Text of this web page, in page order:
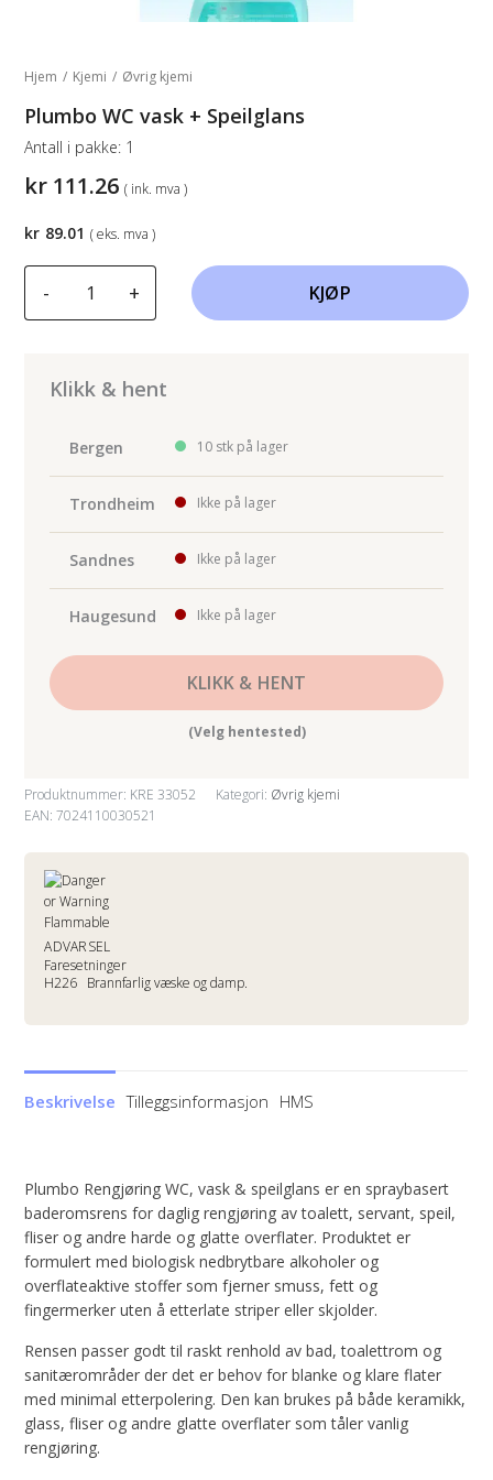
Hjem / Kjemi / Øvrig kjemi
Plumbo WC vask + Speilglans
kr 111.26 ( ink. mva )
Antall i pakke: 1
-
Speilglans
+ KJØP
Klikk & hent
Bergen 10 stk på lager
Trondheim Ikke på lager
Sandnes Ikke på lager
Haugesund Ikke på lager
KLIKK & HENT
(Velg hentested)
Produktnummer: KRE 33052 Kategori: Øvrig kjemi
EAN: 7024110030521
ADVARSEL
Faresetninger
H226 Brannfarlig væske og damp.
kr 89.01 ( eks. mva )
Beskrivelse Tilleggsinformasjon HMS
Plumbo Rengjøring WC, vask & speilglans er en spraybasert
baderomsrens for daglig rengjøring av toalett, servant, speil,
fliser og andre harde og glatte overflater. Produktet er
formulert med biologisk nedbrytbare alkoholer og
overflateaktive stoffer som fjerner smuss, fett og
fingermerker uten å etterlate striper eller skjolder.
Rensen passer godt til raskt renhold av bad, toalettrom og
sanitærområder der det er behov for blanke og klare flater
med minimal etterpolering. Den kan brukes på både keramikk,
glass, fliser og andre glatte overflater som tåler vanlig
rengjøring.